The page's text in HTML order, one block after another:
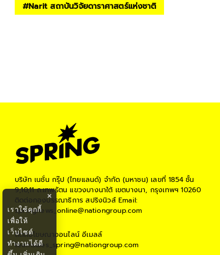
#Narit สถาบันวิจัยดาราศาสตร์แห่งชาติ
บริษัท เนชั่น กรุ๊ป (ไทยแลนด์) จำกัด (มหาชน) เลขที่ 1854 ชั้น
9,10,11 ถ.เทพรัตน แขวงบางนาใต้ เขตบางนา, กรุงเทพฯ 10260
ติดต่อกองบรรณาธิการ สปริงนิวส์Email:
springnews_online@nationgroup.com
ติดต่อโฆษณาออนไลน์ อีเมลล์
teamsales_spring@nationgroup.com
×
เราใช้คุกกี้
เพื่อให้
เว็บไซต์
ทำงานได้ดี